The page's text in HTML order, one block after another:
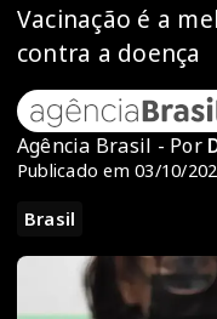
Vacinação é a
contra a doença
Agência Brasil - Por
Publicado em 03/10/
Brasil